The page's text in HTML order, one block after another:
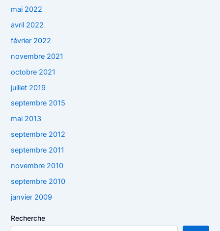
mai 2022
avril 2022
février 2022
novembre 2021
octobre 2021
juillet 2019
septembre 2015
mai 2013
septembre 2012
septembre 2011
novembre 2010
septembre 2010
janvier 2009
Recherche